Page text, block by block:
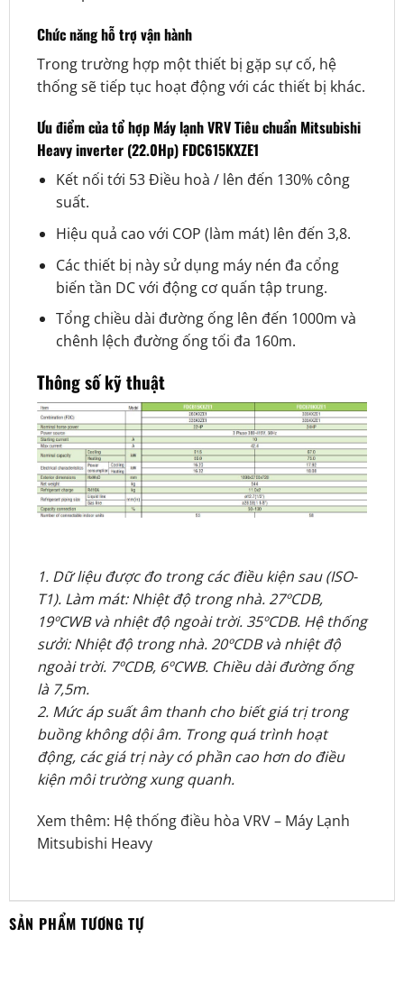
Chức năng hỗ trợ vận hành
Trong trường hợp một thiết bị gặp sự cố, hệ
thống sẽ tiếp tục hoạt động với các thiết bị khác.
Ưu điểm của tổ hợp Máy lạnh VRV Tiêu chuẩn Mitsubishi
Heavy inverter (22.0Hp) FDC615KXZE1
Kết nối tới 53 Điều hoà / lên đến 130% công
suất.
Hiệu quả cao với COP (làm mát) lên đến 3,8.
Các thiết bị này sử dụng máy nén đa cổng
biến tần DC với động cơ quấn tập trung.
Tổng chiều dài đường ống lên đến 1000m và
chênh lệch đường ống tối đa 160m.
Thông số kỹ thuật
1. Dữ liệu được đo trong các điều kiện sau (ISO-
T1). Làm mát: Nhiệt độ trong nhà. 27ºCDB,
19ºCWB và nhiệt độ ngoài trời. 35ºCDB. Hệ thống
sưởi: Nhiệt độ trong nhà. 20ºCDB và nhiệt độ
ngoài trời. 7ºCDB, 6ºCWB. Chiều dài đường ống
là 7,5m.
2. Mức áp suất âm thanh cho biết giá trị trong
buồng không dội âm. Trong quá trình hoạt
động, các giá trị này có phần cao hơn do điều
kiện môi trường xung quanh.
Xem thêm: Hệ thống điều hòa VRV– Máy Lạnh
Mitsubishi Heavy
SẢN PHẨM TƯƠNG TỰ